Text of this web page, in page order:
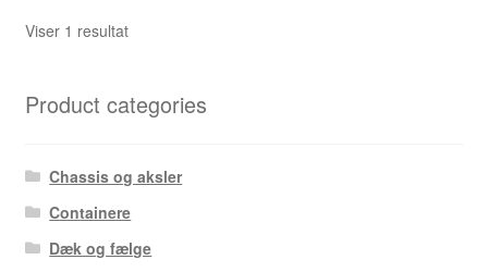
Viser 1 resultat
Product categories
Chassis og aksler
Containere
Dæk og fælge